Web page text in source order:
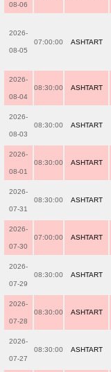
08-06
2026-
08-05
07:00:00 ASHTART
2026-
08-04
08:30:00 ASHTART
2026-
08-03
08:30:00 ASHTART
2026-
08-01
08:30:00 ASHTART
2026-
07-31
08:30:00 ASHTART
2026-
07-30
07:00:00 ASHTART
2026-
07-29
08:30:00 ASHTART
2026-
07-28
08:30:00 ASHTART
2026-
07-27
08:30:00 ASHTART